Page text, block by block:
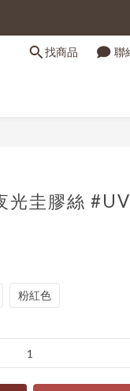
找商品 聯
光圭膠絲 #UV
粉紅色